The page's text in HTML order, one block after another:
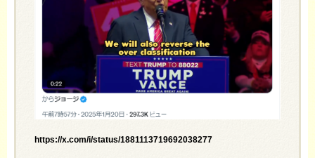
https://x.com/i/status/1881113719692038277